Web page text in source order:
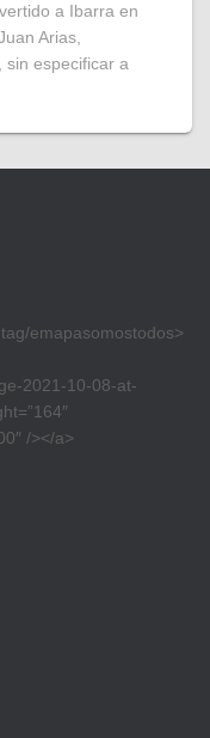
a Ibarra en
Arias,
especificar a
emapasomostodos>
2021-10-08-at-
/></a>